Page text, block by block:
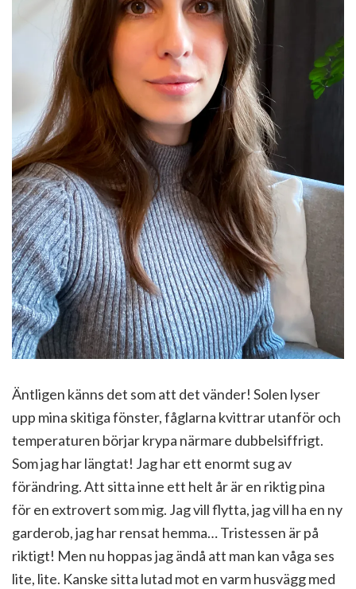
Äntligen känns det som att det vänder! Solen lyser
upp mina skitiga fönster, fåglarna kvittrar utanför och
temperaturen börjar krypa närmare dubbelsiffrigt.
Som jag har längtat! Jag har ett enormt sug av
förändring. Att sitta inne ett helt år är en riktig pina
för en extrovert som mig. Jag vill flytta, jag vill ha en ny
garderob, jag har rensat hemma… Tristessen är på
riktigt! Men nu hoppas jag ändå att man kan våga ses
lite, lite. Kanske sitta lutad mot en varm husvägg med